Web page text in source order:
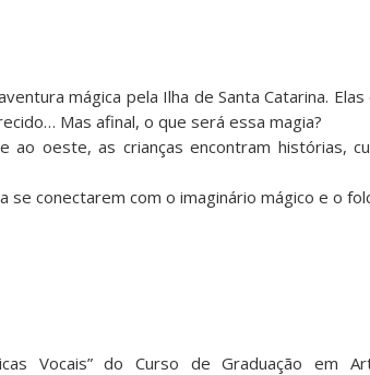
mágica pela Ilha de Santa Catarina.
Mas afinal, o que será essa magia?
oeste, as crianças encontram histórias,
se conectarem com o imaginário mágico e o
Vocais” do Curso de Graduação em